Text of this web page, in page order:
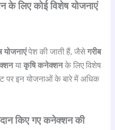
के लिए कोई विशेष योजनाएं
योजनाएंपेश की जाती हैं, जैसेगरीब
याकृषि कनेक्शनके लिए विशेष
पर इन योजनाओं के बारे में अधिक
किए गए कनेक्शन की